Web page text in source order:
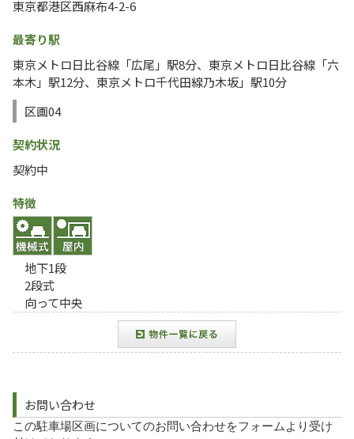
東京都港区西麻布4-2-6
最寄り駅
東京メトロ日比谷線「広尾」駅8分、東京メトロ日比谷線「六
本木」駅12分、東京メトロ千代田線乃木坂」駅10分
区画04
契約状況
契約中
特徴
地下1段
2段式
向って中央
お問い合わせ